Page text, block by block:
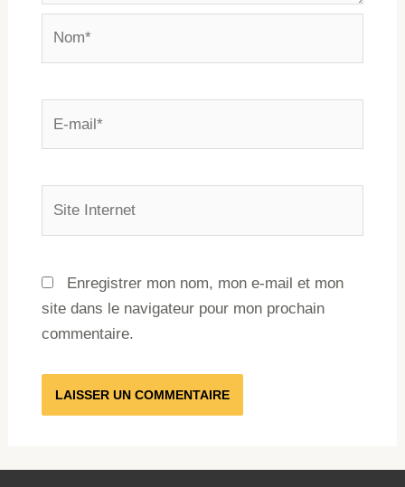
Enregistrer mon nom, mon e-mail et mon
site dans le navigateur pour mon prochain
commentaire.